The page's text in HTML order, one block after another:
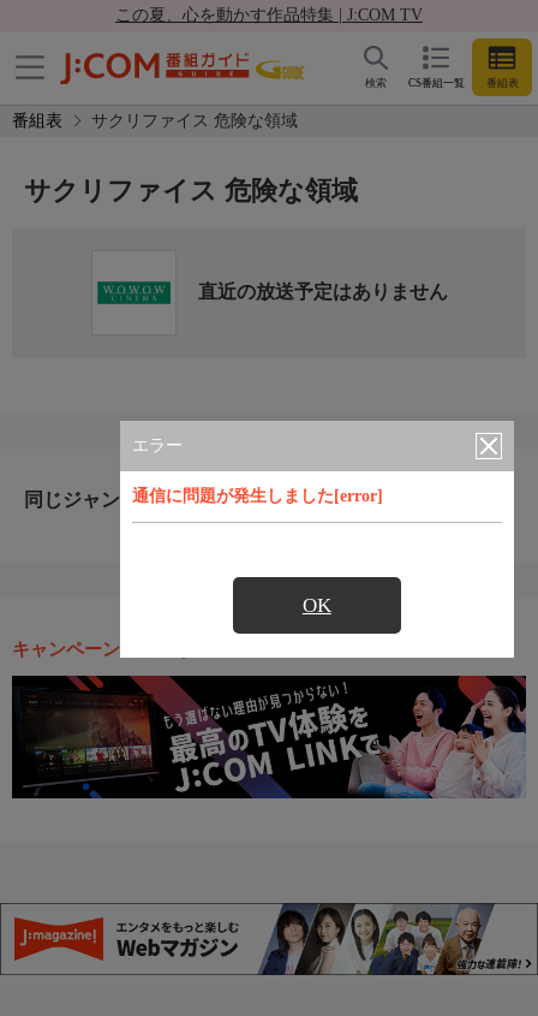
この夏、心を動かす作品特集 | J:COM TV
CS番組一覧 番組表
検索
番組表 サクリファイス 危険な領域
エラー
通信に問題が発生しました[error]
OK
サクリファイス 危険な領域
直近の放送予定はありません
同じジャンルのおすすめ番組
キャンペーン・お得な情報